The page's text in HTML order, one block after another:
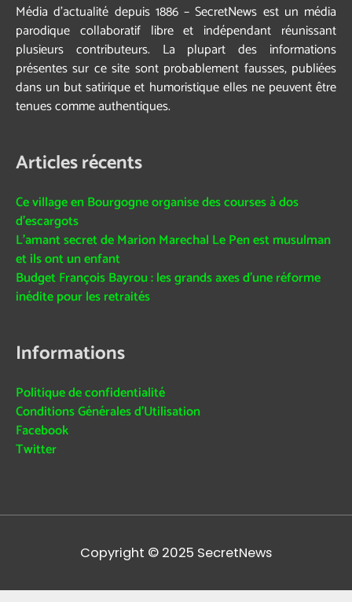
Média d’actualité depuis 1886 – SecretNews est un média
parodique collaboratif libre et indépendant réunissant
plusieurs contributeurs. La plupart des informations
présentes sur ce site sont probablement fausses, publiées
dans un but satirique et humoristique elles ne peuvent être
tenues comme authentiques.
Articles récents
Ce village en Bourgogne organise des courses à dos
d’escargots
L’amant secret de Marion Marechal Le Pen est musulman
et ils ont un enfant
Budget François Bayrou : les grands axes d’une réforme
inédite pour les retraités
Informations
Politique de confidentialité
Conditions Générales d’Utilisation
Facebook
Twitter
Copyright © 2025 SecretNews